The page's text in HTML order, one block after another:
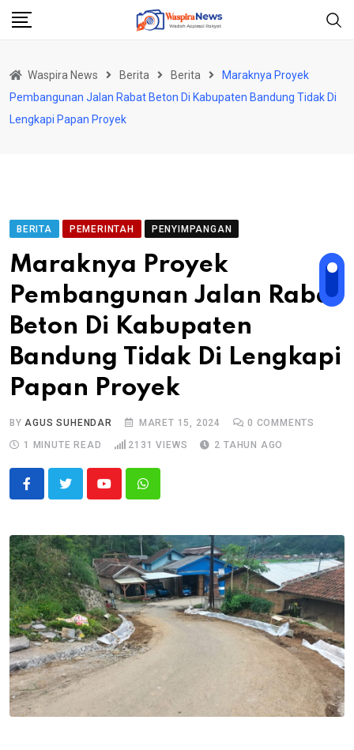
Skip
Waspira News Berita Berita
Maraknya Proyek
Pembangunan Jalan Rabat Beton Di Kabupaten Bandung Tidak Di
Lengkapi Papan Proyek
BERITA PEMERINTAH PENYIMPANGAN
Maraknya Proyek
Pembangunan Jalan Rabat
Beton Di Kabupaten
Bandung Tidak Di Lengkapi
Papan Proyek
BYAGUS SUHENDAR MARET 15, 2024 0 COMMENTS
1 MINUTE READ
2131 VIEWS 2 TAHUN AGO
YoutubeWhatsapp